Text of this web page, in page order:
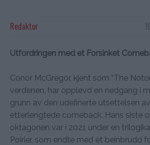
Redaktor
Utfordringen med et Forsinket
Conor McGregor, kjent som “The
verdenen, har opplevd en nedgang i
grunn av den udefinerte utsettelsen
etterlengtede comeback. Hans siste
oktagonen var i 2021 under en
Poirier, som endte med et beinbrudd